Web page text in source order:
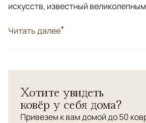
искусств, известный
СтильСовременные
Читать далее
Хотите увидеть
ковёр у себя дома?
Привезем к вам домой до 50